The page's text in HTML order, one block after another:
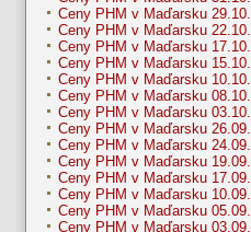
Ceny PHM v Maďarsku 29.10.
Ceny PHM v Maďarsku 22.10.
Ceny PHM v Maďarsku 17.10.
Ceny PHM v Maďarsku 15.10.
Ceny PHM v Maďarsku 10.10.
Ceny PHM v Maďarsku 08.10.
Ceny PHM v Maďarsku 03.10.
Ceny PHM v Maďarsku 26.09.
Ceny PHM v Maďarsku 24.09.
Ceny PHM v Maďarsku 19.09.
Ceny PHM v Maďarsku 17.09.
Ceny PHM v Maďarsku 10.09.
Ceny PHM v Maďarsku 05.09.
Ceny PHM v Maďarsku 03.09.